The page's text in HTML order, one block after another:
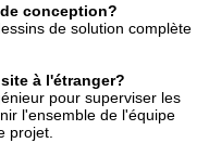
conception?
de solution complète
à l'étranger?
pour superviser les
l'ensemble de l'équipe
projet.